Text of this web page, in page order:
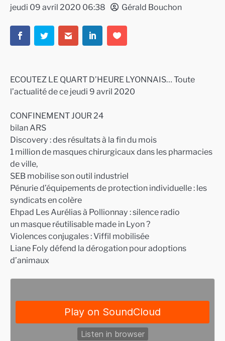
jeudi 09 avril 2020 06:38 Gérald Bouchon
ECOUTEZ LE QUART D’HEURE LYONNAIS… Toute
l’actualité de ce jeudi 9 avril 2020
CONFINEMENT JOUR 24
bilan ARS
Discovery : des résultats à la fin du mois
1 million de masques chirurgicaux dans les pharmacies
de ville,
SEB mobilise son outil industriel
Pénurie d’équipements de protection individuelle : les
syndicats en colère
Ehpad Les Aurélias à Pollionnay : silence radio
un masque réutilisable made in Lyon ?
Violences conjugales : Viffil mobilisée
Liane Foly défend la dérogation pour adoptions
d’animaux